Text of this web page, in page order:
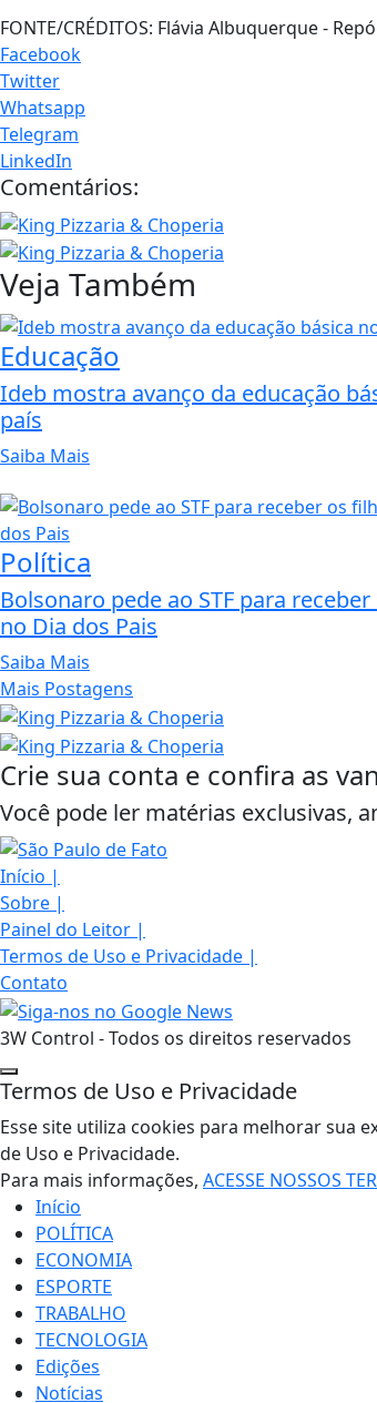
FONTE/CRÉDITOS: Flávia Albuquerque -
Facebook
Twitter
Whatsapp
Telegram
LinkedIn
Comentários:
Veja Também
Educação
Ideb mostra avanço da educação
país
Saiba Mais
Política
Bolsonaro pede ao STF para
no Dia dos Pais
Saiba Mais
Mais Postagens
Crie sua conta e confira as
Você pode ler matérias exclusivas,
Início |
Sobre |
Painel do Leitor |
Termos de Uso e Privacidade |
Contato
3W Control - Todos os direitos reservados
Termos de Uso e Privacidade
Esse site utiliza cookies para melhorar sua
de Uso e Privacidade.
Para mais informações, ACESSE NOSSOS
Início
POLÍTICA
ECONOMIA
ESPORTE
TRABALHO
TECNOLOGIA
Edições
Notícias